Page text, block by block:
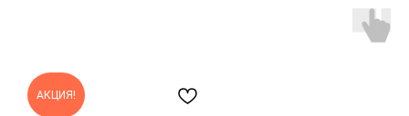
АКЦИЯ!